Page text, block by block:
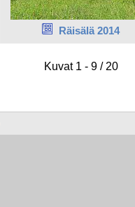
Räisälä 2014
Kuvat 1 - 9 / 20